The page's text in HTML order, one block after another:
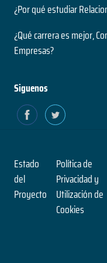
¿Por qué estudiar
¿Qué carrera es mejor,
Empresas?
Siguenos
Estado
del
Proyecto
Política de
Privacidad y
Utilización de
Cookies